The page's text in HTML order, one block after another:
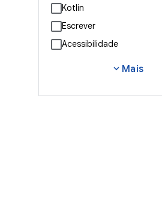
Kotlin
Escrever
Acessibilidade
expand_more Mais